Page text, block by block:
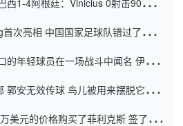
西1-4阿根廷：Vinicius 0射击90分钟
次亮相 中国国家足球队错过了世界
年轻球员在一场战斗中闻名 伊万放
郭安无效传球 鸟儿被用来摆脱它
美元的价格购买了菲利克斯 签了7年